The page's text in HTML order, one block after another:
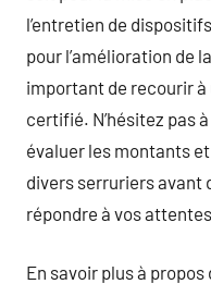
l’entretien de
pour l’amélioration de
important de recourir
certifié. N’hésitez pas
évaluer les montants
divers serruriers avant
répondre à vos
En savoir plus à propos